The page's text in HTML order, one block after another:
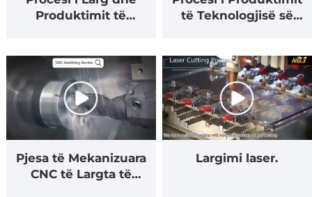
Produktimit të
të Teknologjisë së
Pjesa të Mekanizuara
CNC të Largta të
Largimi laser.